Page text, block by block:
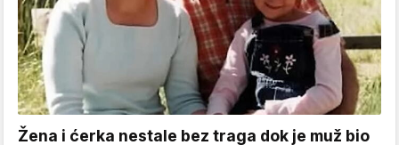
Žena i ćerka nestale bez traga dok je muž bio